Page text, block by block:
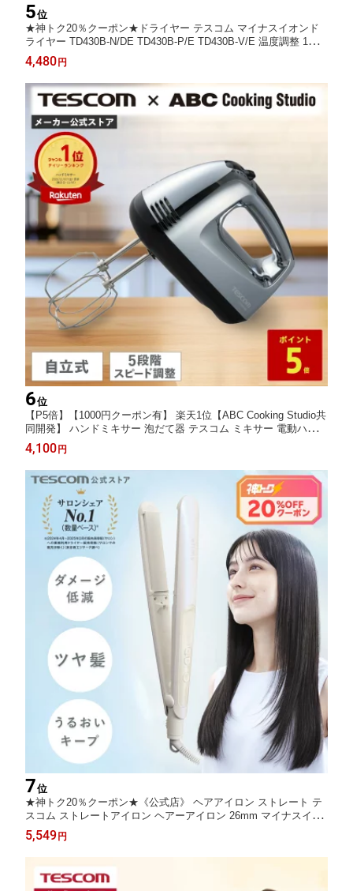
5位
★神トク20％クーポン★ドライヤー テスコム マイナスイオンド
ライヤー TD430B-N/DE TD430B-P/E TD430B-V/E 温度調整 1年
保証 TESCOM ione イオネ 速乾 大風量 軽量 強力 ヘアドライヤ
ー マイナスイオン 静電気 軽い 早く乾く 多機能 テスコム公式 12
00W 時短 母の日 プレ
4,480 円
6位
【P5倍】【1000円クーポン有】 楽天1位【ABC Cooking Studio共
同開発】 ハンドミキサー 泡だて器 テスコム ミキサー 電動ハンド
ミキサー 電動ミキサー ハンドブレンダー ハンディミキサー 軽量
小型 お菓子作り ホイッパー 泡立て コンパクト THM1300S 1年保
証 公式店 日
4,100 円
7位
★神トク20％クーポン★《公式店》 ヘアアイロン ストレート テ
スコム ストレートアイロン ヘアーアイロン 26mm マイナスイオ
ン モイストキープ カール コテ 前髪 巻き髪 アレンジ 海外対応 旅
行 1年保証 エリムス TS550B-W/DE 公式店 日本メーカー 母の日
プレゼント
5,549 円